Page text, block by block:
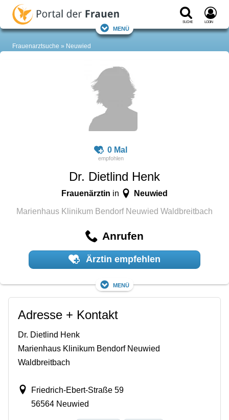
Suche Login
Menü
Frauenarztsuche Neuwied
0 Mal
Dr. Dietlind Henk
Frauenärztin in Neuwied
Marienhaus Klinikum Bendorf Neuwied Waldbreitbach
Anrufen
Ärztin empfehlen
Menü
Adresse + Kontakt
Dr. Dietlind Henk
Marienhaus Klinikum Bendorf Neuwied
Waldbreitbach
Friedrich-Ebert-Straße 59
56564 Neuwied